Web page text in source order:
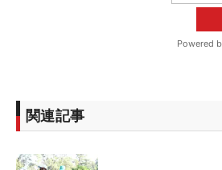
関連記事